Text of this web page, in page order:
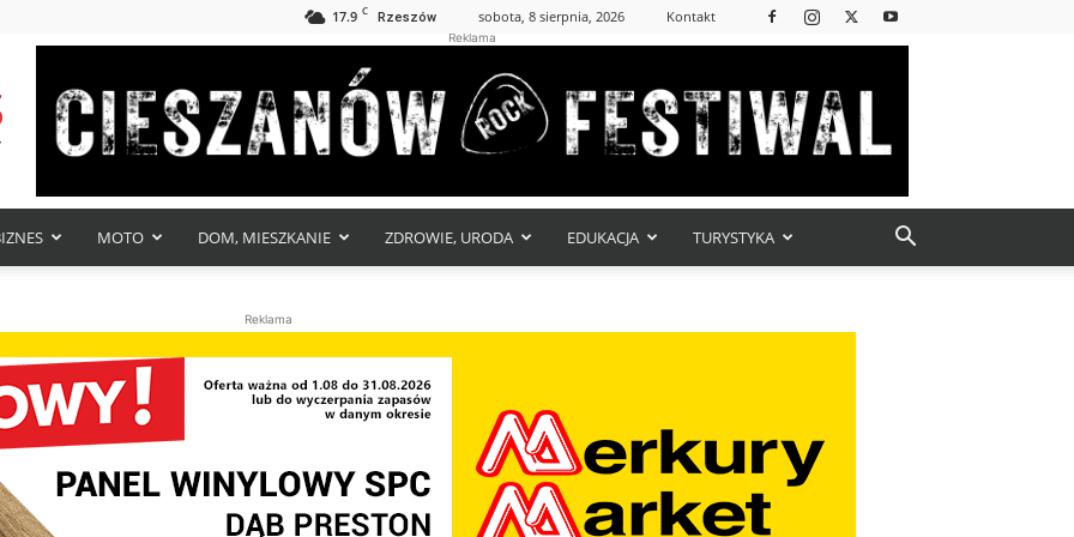
17.9 C Rzeszów sobota, 8 sierpnia, 2026 Kontakt
Reklama
MOTO DOM, MIESZKANIE ZDROWIE, URODA EDUKACJA TURYSTYKA
Reklama